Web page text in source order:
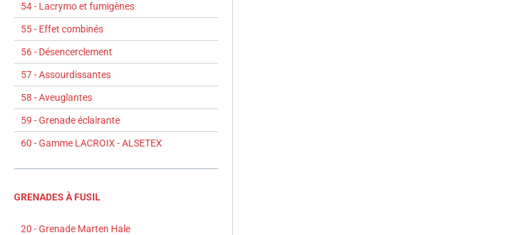
54 - Lacrymo et fumigènes
55 - Effet combinés
56 - Désencerclement
57 - Assourdissantes
58 - Aveuglantes
59 - Grenade éclairante
60 - Gamme LACROIX - ALSETEX
GRENADES À FUSIL
20 - Grenade Marten Hale